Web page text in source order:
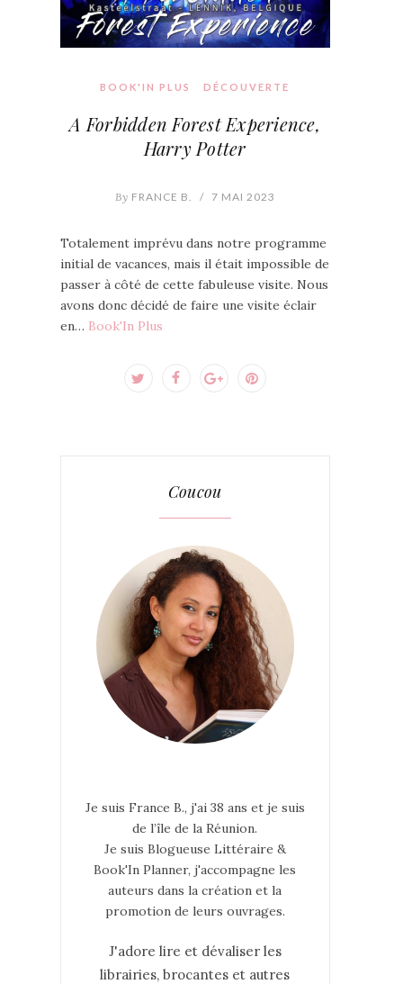
BOOK'IN PLUS DÉCOUVERTE
A Forbidden Forest Experience,
Harry Potter
By FRANCE B. / 7 MAI 2023
Totalement imprévu dans notre programme
initial de vacances, mais il était impossible de
passer à côté de cette fabuleuse visite. Nous
avons donc décidé de faire une visite éclair
en… Book'In Plus
Coucou
Je suis France B., j'ai 38 ans et je suis
de l’île de la Réunion.
Je suis Blogueuse Littéraire &
Book'In Planner, j'accompagne les
auteurs dans la création et la
promotion de leurs ouvrages.
J'adore lire et dévaliser les
librairies, brocantes et autres